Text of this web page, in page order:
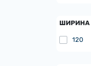
ШИРИНА
120